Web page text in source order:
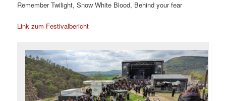
Remember Twilight, Snow White Blood, Behind your fear
Link zum Festivalbericht